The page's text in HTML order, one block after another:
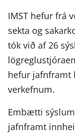
IMST hefur frá
sekta og
tók við af 26
hefur
verkefnum.
Embætti
jafnframt